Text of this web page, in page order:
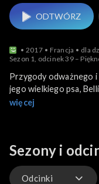
ODTWÓRZ
2017 Francja dla
Sezon 1, odcinek 39 –
Przygody odważnego i
jego wielkiego psa,
nowe wyzwania, oboje
więcej
Sezony i
Odcinki